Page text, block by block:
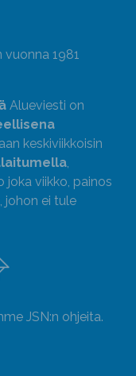
vuonna 1981
Alueviesti on
keskiviikkoisin
,
joka viikko, painos
johon ei tule
JSN:n ohjeita.